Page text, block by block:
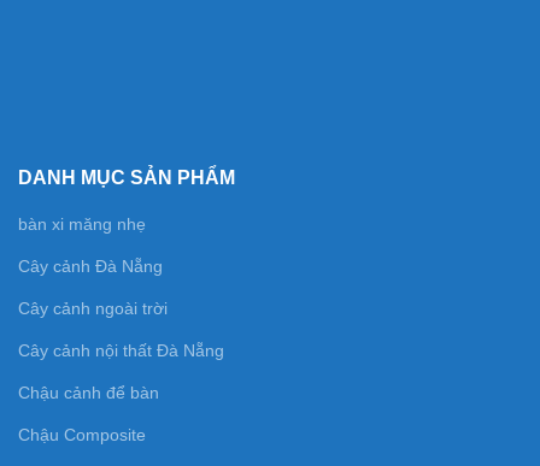
DANH MỤC SẢN PHẨM
bàn xi măng nhẹ
Cây cảnh Đà Nẵng
Cây cảnh ngoài trời
Cây cảnh nội thất Đà Nẵng
Chậu cảnh để bàn
Chậu Composite